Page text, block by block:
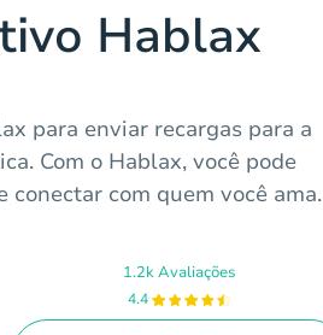
Hablax
para enviar recargas para a
Com o Hablax, você pode
conectar com quem você ama.
1.2k Avaliações
4.4